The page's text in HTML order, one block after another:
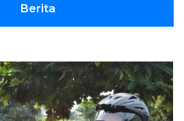
Berita